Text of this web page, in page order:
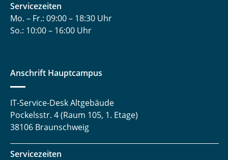
Servicezeiten
Mo. – Fr.: 09:00 – 18:30 Uhr
So.: 10:00 – 16:00 Uhr
Anschrift Hauptcampus
IT-Service-Desk Altgebäude
Pockelsstr. 4 (Raum 105, 1. Etage)
38106 Braunschweig
Servicezeiten